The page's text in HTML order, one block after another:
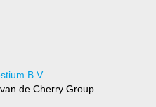
B.V.
de Cherry Group